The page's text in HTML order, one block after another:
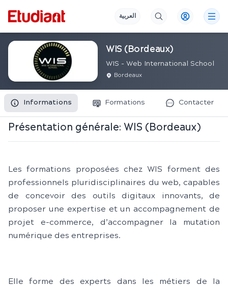
العربية
WIS (Bordeaux)
WIS - Web International School
Bordeaux
Informations Formations Contacter
Présentation générale: WIS (Bordeaux)
Les formations proposées chez WIS forment des
professionnels pluridisciplinaires du web, capables
de concevoir des outils digitaux innovants, de
proposer une expertise et un accompagnement de
projet e-commerce, d’accompagner la mutation
numérique des entreprises.
Elle forme des experts dans les métiers de la